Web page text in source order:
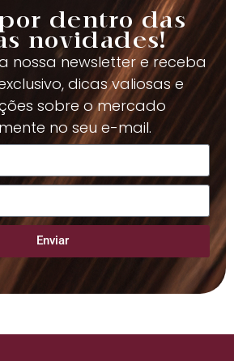
dentro das
novidades!
nossa newsletter e receba
dicas valiosas e
sobre o mercado
no seu e-mail.
Enviar